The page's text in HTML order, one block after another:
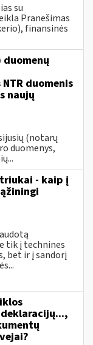
su
Pranešimas
finansinės
duomenis
naujų
(notarų
duomenys,
- kaip į
tik į technines
bet ir į sandorį